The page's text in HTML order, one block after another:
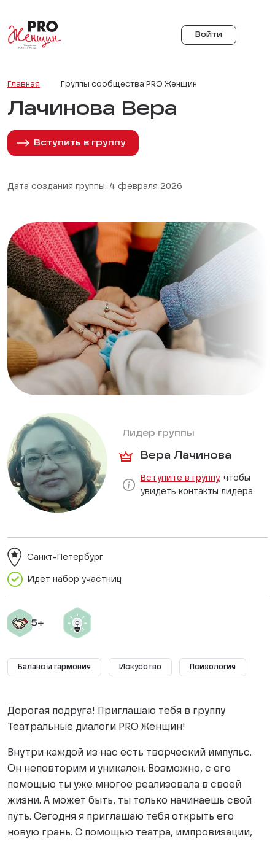
Войти
Главная Группы сообщества PRO Женщин
Лачинова Вера
Вступить в группу
Дата создания группы: 4 февраля 2026
Лидер группы
Вера Лачинова
Вступите в группу, чтобы
увидеть контакты лидера
Идет набор участниц
Санкт-Петербург
Баланс и гармония Искусство Психология
Дорогая подруга! Приглашаю тебя в группу
Театральные диалоги PRO Женщин!
Внутри каждой из нас есть творческий импульс.
Он неповторим и уникален. Возможно, с его
помощью ты уже многое реализовала в своей
жизни. А может быть, ты только начинаешь свой
путь. Сегодня я приглашаю тебя открыть его
новую грань. С помощью театра, импровизации,